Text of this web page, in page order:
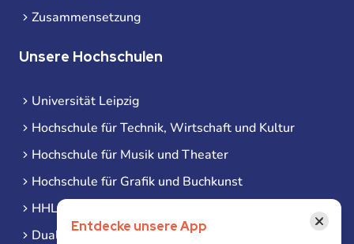
Zusammensetzung
Unsere Hochschulen
Universität Leipzig
Hochschule für Technik, Wirtschaft und Kultur
Hochschule für Musik und Theater
Hochschule für Grafik und Buchkunst
HHL Leipzig
Duale Hochschule Sachsen (DHSN) am Standort
Entdecke unsere App ×